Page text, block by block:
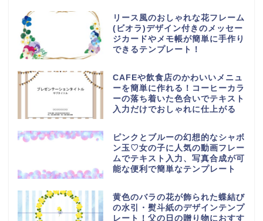
リース風のおしゃれな花フレーム
(ビオラ)デザイン付きのメッセー
ジカードやメモ帳が簡単に手作り
できるテンプレート！
CAFEや飲食店のかわいいメニュ
ーを簡単に作れる！コーヒーカラ
ーの落ち着いた色合いでテキスト
入力だけでおしゃれに仕上がる
ピンクとブルーの幻想的なシャボ
ン玉♡女の子に人気の動画フレー
ムでテキスト入力、写真合成が可
能な便利で簡単なテンプレート
黄色のバラの花が飾られた蝶結び
の水引・熨斗紙のデザインテンプ
レート！父の日の贈り物におすす